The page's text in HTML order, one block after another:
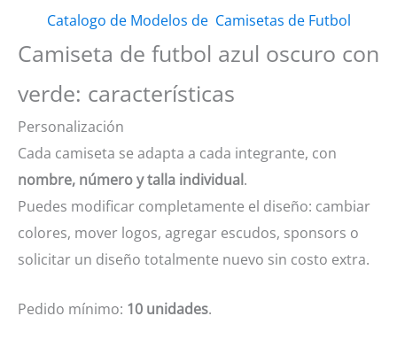
Catalogo de Modelos de Camisetas de Futbol
Camiseta de futbol azul oscuro con
verde: características
Personalización
Cada camiseta se adapta a cada integrante, con
nombre, número y talla individual.
Puedes modificar completamente el diseño: cambiar
colores, mover logos, agregar escudos, sponsors o
solicitar un diseño totalmente nuevo sin costo extra.
Pedido mínimo: 10 unidades.